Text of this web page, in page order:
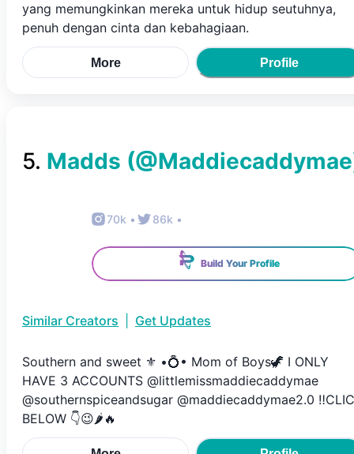
yang memungkinkan mereka untuk hidup seutuhnya,
penuh dengan cinta dan kebahagiaan.
More Profile
5. Madds (@Maddiecaddymae
70k • 86k •
Build Your Profile
Similar Creators Get Updates
Southern and sweet ⚜️ •💍• Mom of Boys🦖 I ONLY
HAVE 3 ACCOUNTS @littlemissmaddiecaddymae
@southernspiceandsugar @maddiecaddymae2.0
BELOW 👇😉🌶🔥